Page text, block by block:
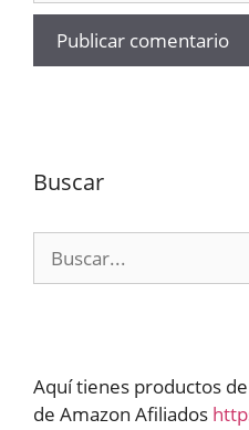
Buscar
Aquí tienes productos de
de Amazon Afiliados